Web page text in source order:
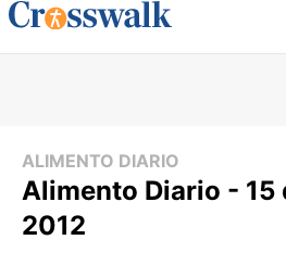
ALIMENTO DIARIO
Alimento Diario - 15
2012